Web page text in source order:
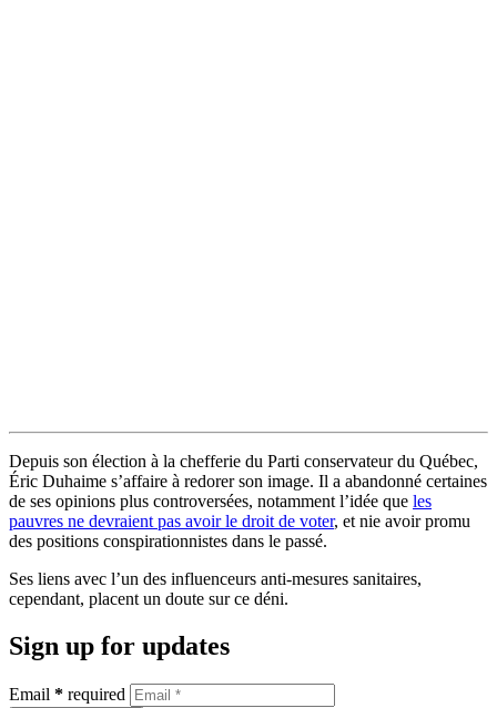
Depuis son élection à la chefferie du Parti conservateur du Québec,
Éric Duhaime s’affaire à redorer son image. Il a abandonné certaines
de ses opinions plus controversées, notamment l’idée que les
pauvres ne devraient pas avoir le droit de voter, et nie avoir promu
des positions conspirationnistes dans le passé.
Ses liens avec l’un des influenceurs anti-mesures sanitaires,
cependant, placent un doute sur ce déni.
Sign up for updates
Email * required